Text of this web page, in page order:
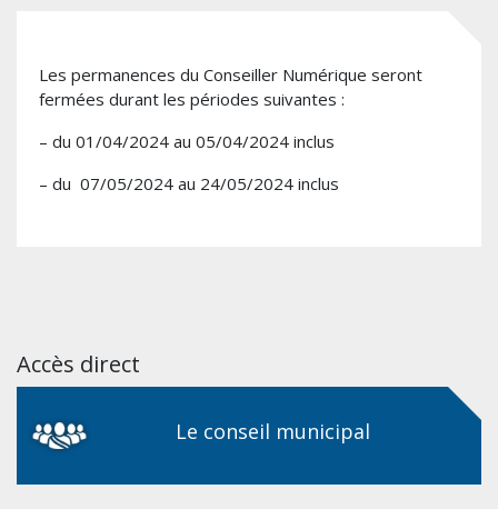
Les permanences du Conseiller Numérique seront
fermées durant les périodes suivantes :
– du 01/04/2024 au 05/04/2024 inclus
– du 07/05/2024 au 24/05/2024 inclus
Accès direct
Le conseil municipal